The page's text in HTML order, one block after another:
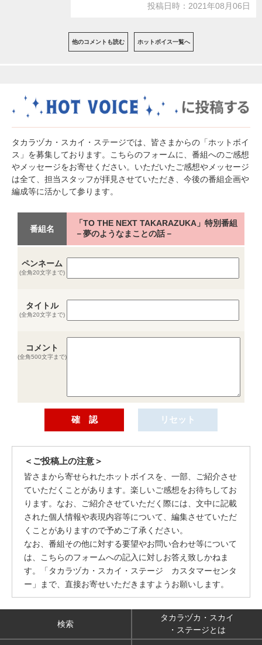
投稿日時：2021年08月06日
他のコメントも読む ホットボイス一覧へ
タカラヅカ・スカイ・ステージでは、皆さまからの「ホットボイ
ス」を募集しております。こちらのフォームに、番組へのご感想
やメッセージをお寄せください。いただいたご感想やメッセージ
は全て、担当スタッフが拝見させていただき、今後の番組企画や
編成等に活かして参ります。
番組名
「TO THE NEXT TAKARAZUKA」特別番組
－夢のようなまことの話－
ペンネーム
(全角20文字まで)
タイトル
(全角20文字まで)
コメント
(全角500文字まで)
＜ご投稿上の注意＞
皆さまから寄せられたホットボイスを、一部、ご紹介させ
ていただくことがあります。楽しいご感想をお待ちしてお
ります。なお、ご紹介させていただく際には、文中に記載
された個人情報や表現内容等について、編集させていただ
くことがありますので予めご了承ください。
なお、番組その他に対する要望やお問い合わせ等について
は、こちらのフォームへの記入に対しお答え致しかねま
す。「タカラヅカ・スカイ・ステージ カスタマーセンタ
ー」まで、直接お寄せいただきますようお願いします。
検索
タカラヅカ・スカイ
・ステージとは